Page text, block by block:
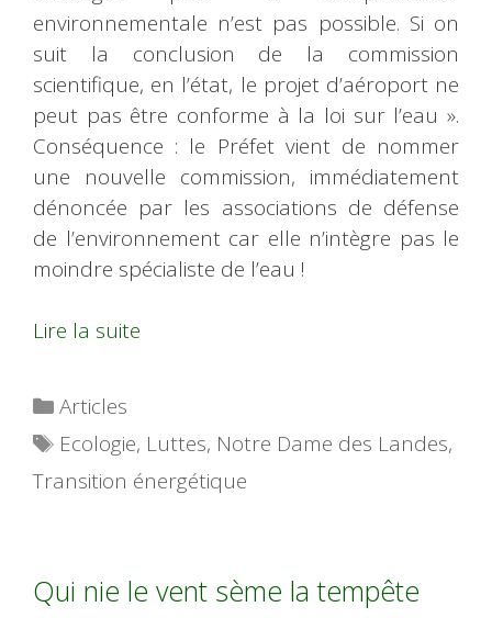
environnementale n’est pas possible. Si on
suit la conclusion de la commission
scientifique, en l’état, le projet d’aéroport ne
peut pas être conforme à la loi sur l’eau ».
Conséquence : le Préfet vient de nommer
une nouvelle commission, immédiatement
dénoncée par les associations de défense
de l’environnement car elle n’intègre pas le
moindre spécialiste de l’eau !
Lire la suite
Catégories
Articles
Étiquettes
Ecologie, Luttes, Notre Dame des Landes,
Transition énergétique
Qui nie le vent sème la tempête